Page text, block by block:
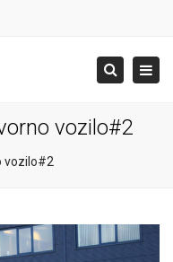
+386 4 581 37 00
Search
vozilo#2
vozilo#2